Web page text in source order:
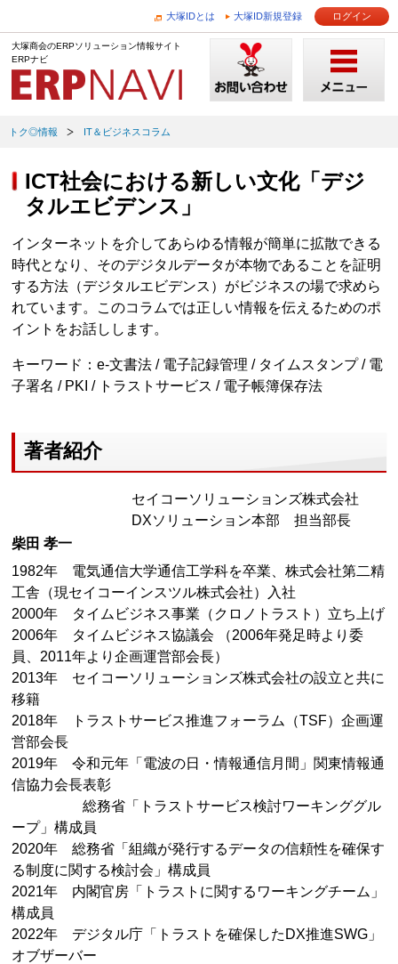
大塚IDとは 大塚ID新規登録 ログイン
大塚商会のERPソリューション情報サイト
ERPナビ
トク◎情報 IT＆ビジネスコラム
ICT社会における新しい文化「デジ
タルエビデンス」
インターネットを介してあらゆる情報が簡単に拡散できる
時代となり、そのデジタルデータが本物であることを証明
する方法（デジタルエビデンス）がビジネスの場で求めら
れています。このコラムでは正しい情報を伝えるためのポ
イントをお話しします。
キーワード：e-文書法 / 電子記録管理 / タイムスタンプ / 電
子署名 / PKI / トラストサービス / 電子帳簿保存法
著者紹介
セイコーソリューションズ株式会社
DXソリューション本部 担当部長
柴田 孝一
1982年 電気通信大学通信工学科を卒業、株式会社第二精
工舎（現セイコーインスツル株式会社）入社
2000年 タイムビジネス事業（クロノトラスト）立ち上げ
2006年 タイムビジネス協議会 （2006年発足時より委
員、2011年より企画運営部会長）
2013年 セイコーソリューションズ株式会社の設立と共に
移籍
2018年 トラストサービス推進フォーラム（TSF）企画運
営部会長
2019年 令和元年「電波の日・情報通信月間」関東情報通
信協力会長表彰
総務省「トラストサービス検討ワーキンググル
ープ」構成員
2020年 総務省「組織が発行するデータの信頼性を確保す
る制度に関する検討会」構成員
2021年 内閣官房「トラストに関するワーキングチーム」
構成員
2022年 デジタル庁「トラストを確保したDX推進SWG」
オブザーバー